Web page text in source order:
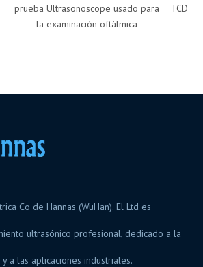
prueba Ultrasonoscope usado para
la examinación oftálmica
TCD
Co de Hannas (WuHan). El Ltd es
ultrasónico profesional, dedicado a la
y a las aplicaciones industriales.